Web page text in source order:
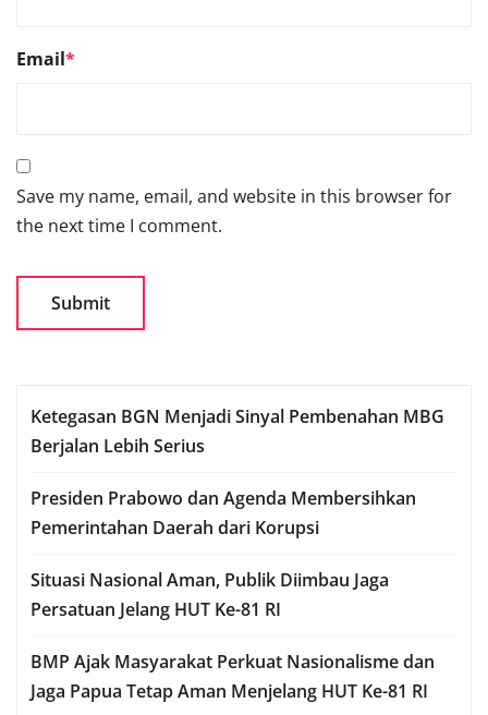
Email*
Save my name, email, and website in this browser for
the next time I comment.
Ketegasan BGN Menjadi Sinyal Pembenahan MBG
Berjalan Lebih Serius
Presiden Prabowo dan Agenda Membersihkan
Pemerintahan Daerah dari Korupsi
Situasi Nasional Aman, Publik Diimbau Jaga
Persatuan Jelang HUT Ke-81 RI
BMP Ajak Masyarakat Perkuat Nasionalisme dan
Jaga Papua Tetap Aman Menjelang HUT Ke-81 RI